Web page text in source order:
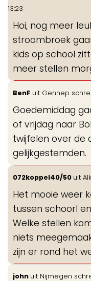
13:23
Hoi, nog meer
stroombroek
kids op school
meer stellen
BenF uit Gennep
Goedemiddag
of vrijdag naar
twijfelen over de
gelijkgestemden.
072koppel40/50 uit
Het mooie weer
tussen schoorl
Welke stellen
niets
zijn er rond het
john uit Nijmegen